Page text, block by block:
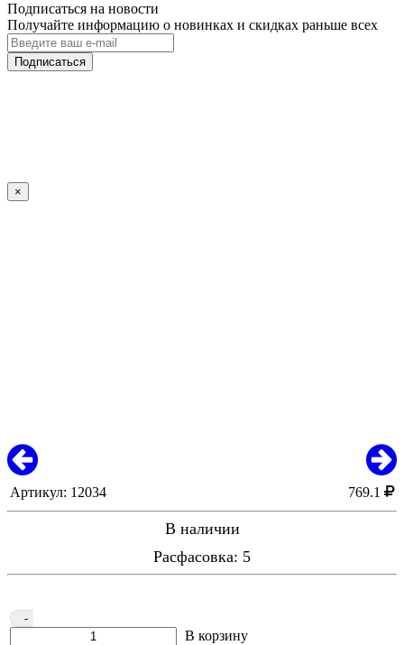
Подписаться на новости
Получайте информацию о новинках и скидках раньше всех
Подписаться
×
Артикул: 12034 769.1
В наличии
Расфасовка: 5
-
В корзину